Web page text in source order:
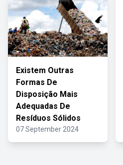
Existem Outras
Formas De
Disposição Mais
Adequadas De
Resíduos Sólidos
07 September 2024